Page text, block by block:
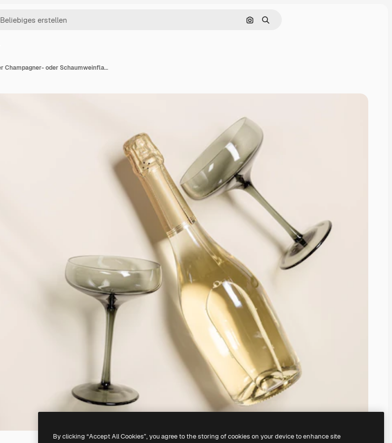
Nach Bild suchen
Suchen
Champagnergläser gefärbte graue Gläser Champagner- oder Schaumweinflasche auf beige Hintergrund
By clicking “Accept All Cookies”, you agree to the storing of cookies on your device to enhance site